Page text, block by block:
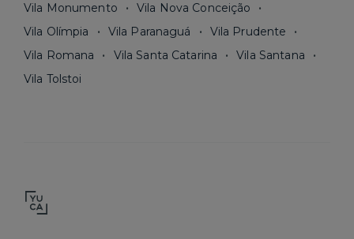
Vila Monumento
Vila Nova Conceição
Vila Olímpia
Vila Paranaguá
Vila Prudente
Vila Romana
Vila Santa Catarina
Vila Santana
Vila Tolstoi